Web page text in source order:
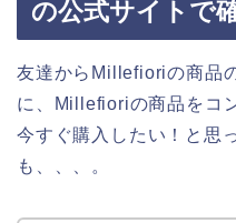
の公式サイトで
友達からMillefioriの商品
に、Millefioriの商品をコ
今すぐ購入したい！と思
も、、、。